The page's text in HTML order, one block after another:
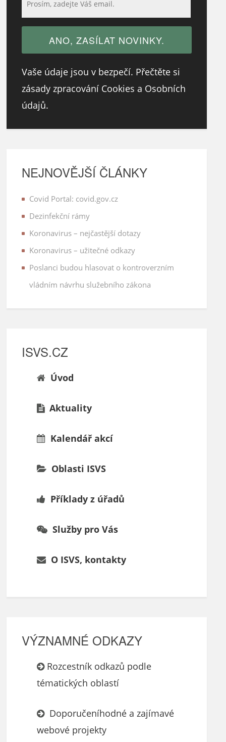
Vaše údaje jsou v bezpečí. Přečtěte si
zásady zpracování Cookies a Osobních
údajů.
NEJNOVĚJŠÍ ČLÁNKY
Covid Portal: covid.gov.cz
Dezinfekční rámy
Koronavirus – nejčastější dotazy
Koronavirus – užitečné odkazy
Poslanci budou hlasovat o kontroverzním
vládním návrhu služebního zákona
ISVS.CZ
Úvod
Aktuality
Kalendář akcí
Oblasti ISVS
Příklady z úřadů
Služby pro Vás
O ISVS, kontakty
VÝZNAMNÉ ODKAZY
Rozcestník odkazů podle
tématických oblastí
Doporučeníhodné a zajímavé
webové projekty